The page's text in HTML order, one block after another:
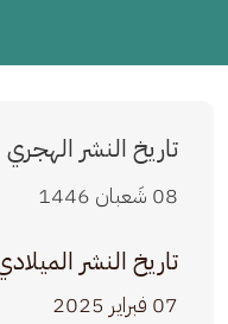
تاريخ النشر الهجري
08 شَعبان 1446
تاريخ النشر الميلادي
07 فبراير 2025